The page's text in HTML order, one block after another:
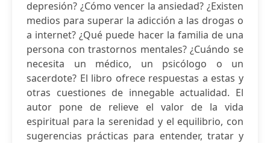
depresión? ¿Cómo vencer la ansiedad? ¿Existen
medios para superar la adicción a las drogas o
a internet? ¿Qué puede hacer la familia de una
persona con trastornos mentales? ¿Cuándo se
necesita un médico, un psicólogo o un
sacerdote? El libro ofrece respuestas a estas y
otras cuestiones de innegable actualidad. El
autor pone de relieve el valor de la vida
espiritual para la serenidad y el equilibrio, con
sugerencias prácticas para entender, tratar y